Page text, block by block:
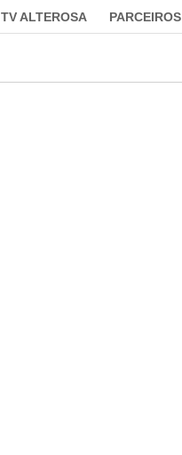
TV ALTEROSA PARCEIROS